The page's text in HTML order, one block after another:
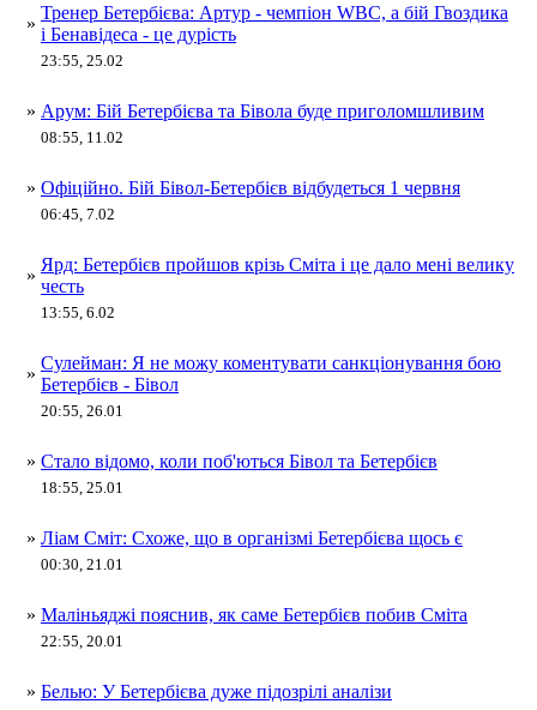
»
Тренер Бетербієва: Артур - чемпіон WBC, а бій Гвоздика
і Бенавідеса - це дурість
23:55, 25.02
» Арум: Бій Бетербієва та Бівола буде приголомшливим
08:55, 11.02
» Офіційно. Бій Бівол-Бетербієв відбудеться 1 червня
06:45, 7.02
»
Ярд: Бетербієв пройшов крізь Сміта і це дало мені велику
честь
13:55, 6.02
»
Сулейман: Я не можу коментувати санкціонування бою
Бетербієв - Бівол
20:55, 26.01
» Стало відомо, коли поб'ються Бівол та Бетербієв
18:55, 25.01
» Ліам Сміт: Схоже, що в організмі Бетербієва щось є
00:30, 21.01
» Маліньяджі пояснив, як саме Бетербієв побив Сміта
22:55, 20.01
» Белью: У Бетербієва дуже підозрілі аналізи